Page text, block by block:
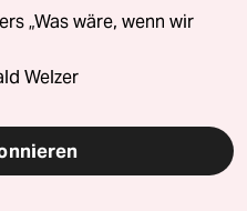
„Was wäre, wenn wir
Welzer